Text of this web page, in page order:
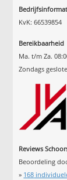
KvK: 66539854
Bereikbaarheid
Ma. t/m Za.
Zondags
Reviews
Beoordeling
» 168